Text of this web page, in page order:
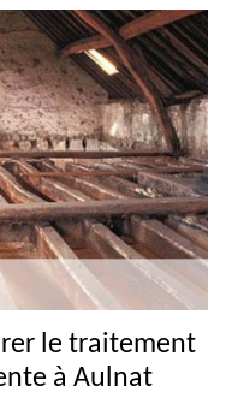
le traitement
à Aulnat